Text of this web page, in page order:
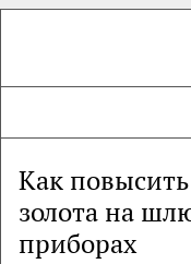
Как
золота на
приборах